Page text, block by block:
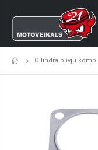
Sākumlapa
Cilindra blīvju